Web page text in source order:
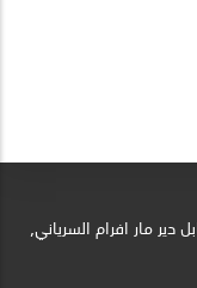
دير مار افرام السرياني,